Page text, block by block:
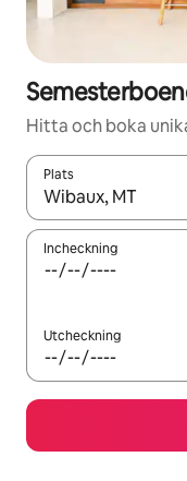
Hitta och boka
Plats
När resultaten är
Incheckning
Utcheckning